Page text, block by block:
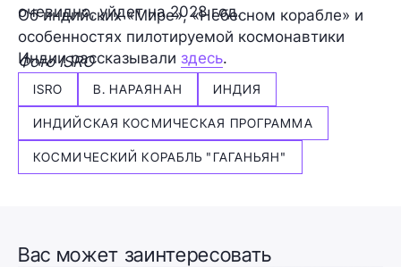
очевидно, уйдет на 2028 год.
Об индийских «Мире», «Небесном корабле» и
особенностях пилотируемой космонавтики
Индии рассказывали здесь.
Фото ISRO
ISRO В. НАРАЯНАН ИНДИЯ
ИНДИЙСКАЯ КОСМИЧЕСКАЯ ПРОГРАММА
КОСМИЧЕСКИЙ КОРАБЛЬ "ГАГАНЬЯН"
Вас может заинтересовать